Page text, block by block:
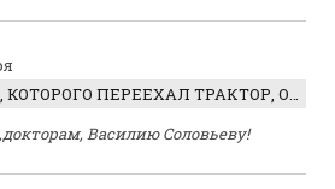
СЕРДЦЕ ПАЦИЕНТА, КОТОРОГО ПЕРЕЕХАЛ ТРАКТОР, ОБНАРУЖИЛИ… В ЖИВОТЕ
Василию Соловьеву!